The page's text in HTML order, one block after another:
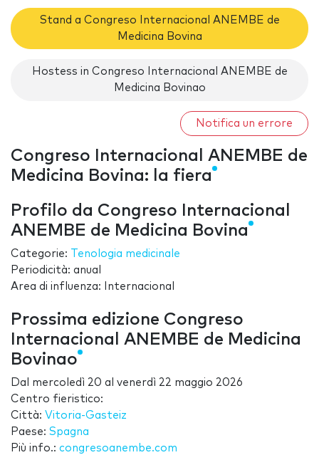
Stand a Congreso Internacional ANEMBE de
Medicina Bovina
Hostess in Congreso Internacional ANEMBE de
Medicina Bovinao
Notifica un errore
Congreso Internacional ANEMBE de
Medicina Bovina: la fiera
Profilo da Congreso Internacional
ANEMBE de Medicina Bovina
Categorie:
Tenologia medicinale
Periodicità: anual
Area di influenza: Internacional
Prossima edizione Congreso
Internacional ANEMBE de Medicina
Bovinao
Dal mercoledì 20 al venerdì 22 maggio 2026
Centro fieristico:
Città: Vitoria-Gasteiz
Paese: Spagna
Più info.: congresoanembe.com